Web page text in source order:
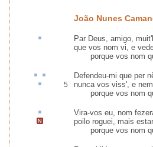
João Nunes
Par Deus, amigo, muit'
que vos nom vi, e
porque vos nom
Defendeu-mi que per
5
nunca vos viss', e
porque vos nom
Vira-vos eu, nom
poilo roguei, mais
porque vos nom